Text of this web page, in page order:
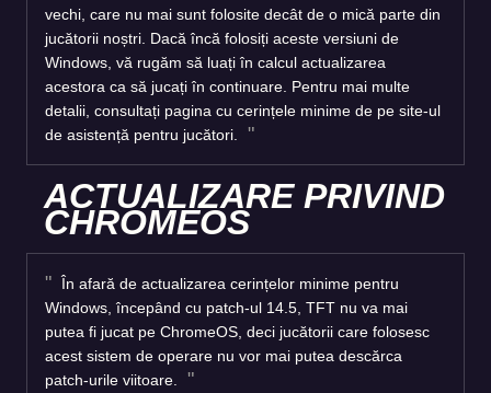
vechi, care nu mai sunt folosite decât de o mică parte din
jucătorii noștri. Dacă încă folosiți aceste versiuni de
Windows, vă rugăm să luați în calcul actualizarea
acestora ca să jucați în continuare. Pentru mai multe
detalii, consultați pagina cu cerințele minime de pe site-ul
de asistență pentru jucători.
ACTUALIZARE PRIVIND
CHROMEOS
În afară de actualizarea cerințelor minime pentru
Windows, începând cu patch-ul 14.5, TFT nu va mai
putea fi jucat pe ChromeOS, deci jucătorii care folosesc
acest sistem de operare nu vor mai putea descărca
patch-urile viitoare.